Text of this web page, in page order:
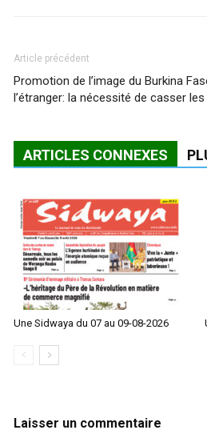
Article précédent
Promotion de l’image du Burkina
l’étranger: la nécessité de casser
ARTICLES CONNEXES
Une Sidwaya du 07 au 09-08-2026
Laisser un commentaire